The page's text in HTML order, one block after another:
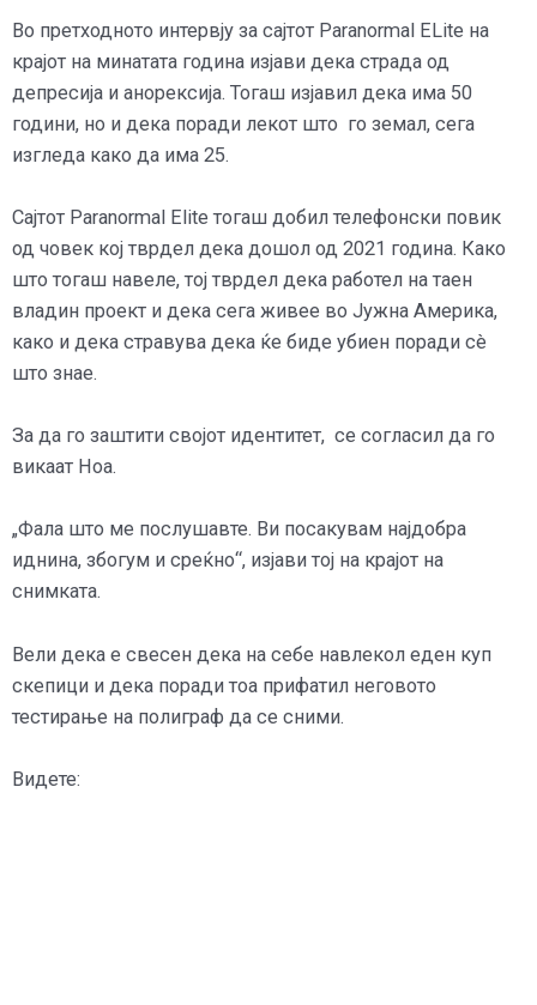
Во претходното интервју за сајтот Paranormal ELite на
крајот на минатата година изјави дека страда од
депресија и анорексија. Тогаш изјавил дека има 50
години, но и дека поради лекот што го земал, сега
изгледа како да има 25.
Сајтот Paranormal Elite тогаш добил телефонски повик
од човек кој тврдел дека дошол од 2021 година. Како
што тогаш навеле, тој тврдел дека работел на таен
владин проект и дека сега живее во Јужна Америка,
како и дека стравува дека ќе биде убиен поради сè
што знае.
За да го заштити својот идентитет, се согласил да го
викаат Ноа.
„Фала што ме послушавте. Ви посакувам најдобра
иднина, збогум и среќно“, изјави тој на крајот на
снимката.
Вели дека е свесен дека на себе навлекол еден куп
скепици и дека поради тоа прифатил неговото
тестирање на полиграф да се сними.
Видете: